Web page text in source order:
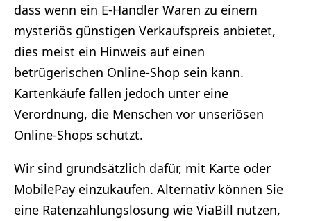
dass wenn ein E-Händler Waren zu einem
mysteriös günstigen Verkaufspreis anbietet,
dies meist ein Hinweis auf einen
betrügerischen Online-Shop sein kann.
Kartenkäufe fallen jedoch unter eine
Verordnung, die Menschen vor unseriösen
Online-Shops schützt.
Wir sind grundsätzlich dafür, mit Karte oder
MobilePay einzukaufen. Alternativ können Sie
eine Ratenzahlungslösung wie ViaBill nutzen,